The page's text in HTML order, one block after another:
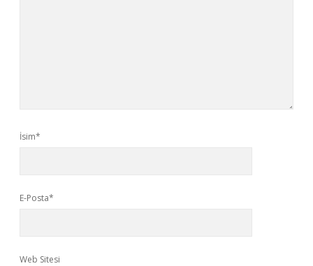
İsim*
E-Posta*
Web Sitesi